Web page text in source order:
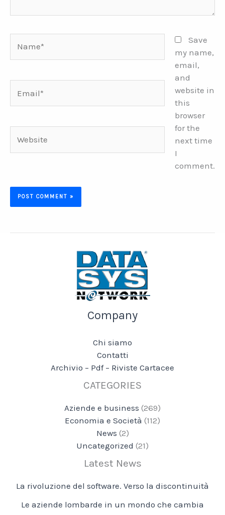
Save
my name,
email,
and
website in
this
browser
for the
next time
I
comment.
Company
Chi siamo
Contatti
Archivio – Pdf – Riviste Cartacee
CATEGORIES
Aziende e business (269)
Economia e Società (112)
News (2)
Uncategorized (21)
Latest News
La rivoluzione del software. Verso la discontinuità
Le aziende lombarde in un mondo che cambia